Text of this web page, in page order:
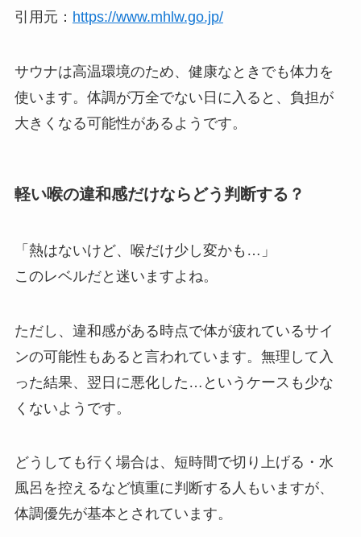
引用元： https://www.mhlw.go.jp/
サウナは高温環境のため、健康なときでも体力を
使います。体調が万全でない日に入ると、負担が
大きくなる可能性があるようです。
軽い喉の違和感だけならどう判断する？
「熱はないけど、喉だけ少し変かも…」
このレベルだと迷いますよね。
ただし、違和感がある時点で体が疲れているサイ
ンの可能性もあると言われています。無理して入
った結果、翌日に悪化した…というケースも少な
くないようです。
どうしても行く場合は、短時間で切り上げる・水
風呂を控えるなど慎重に判断する人もいますが、
体調優先が基本とされています。